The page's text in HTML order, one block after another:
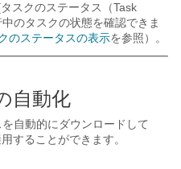
スクのステータス（Task
のタスクの状態を確認できま
のステータスの表示を参照）。
自動化
自動的にダウンロードして
することができます。